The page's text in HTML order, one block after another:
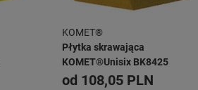
KOMET®
Płytka skrawająca
KOMET®Unisix BK8425
od 108,05 PLN